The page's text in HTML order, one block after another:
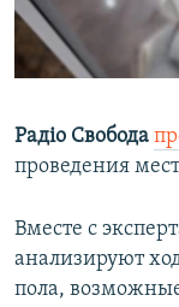
ПОБЕДИТЕЛЕЙ НЕ
УКРАИНСКАЯ
ПРИСОЕДИНЯЙТЕСЬ!
Радіо Свобода
проведения
Вместе с
анализируют
пола,